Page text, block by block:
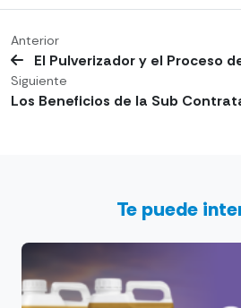
Anterior
El Pulverizador y el Proceso
Siguiente
Los Beneficios de la Sub
Te puede